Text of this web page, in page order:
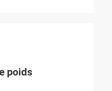
poids